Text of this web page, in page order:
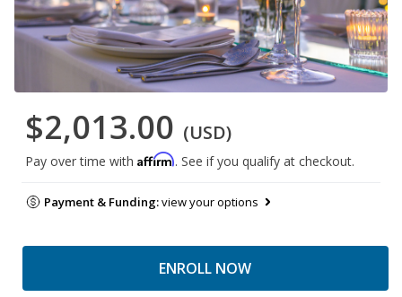
$2,013.00 (USD)
Pay over time with Affirm. See if you qualify at checkout.
Payment & Funding:view your options
ENROLL NOW